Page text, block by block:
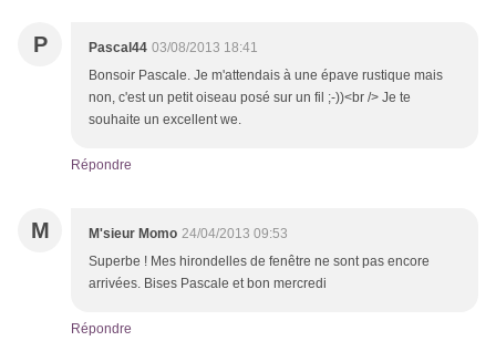
P Pascal44 03/08/2013 18:41
Bonsoir Pascale. Je m'attendais à une épave rustique mais
non, c'est un petit oiseau posé sur un fil ;-))<br /> Je te
souhaite un excellent we.
Répondre
M M'sieur Momo 24/04/2013 09:53
Superbe ! Mes hirondelles de fenêtre ne sont pas encore
arrivées. Bises Pascale et bon mercredi
Répondre